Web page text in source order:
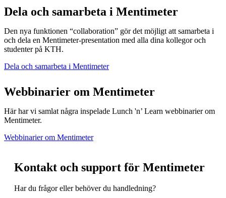
Dela och samarbeta i Mentimeter
Den nya funktionen “collaboration” gör det möjligt att samarbeta i
och dela en Mentimeter-presentation med alla dina kollegor och
studenter på KTH.
Dela och samarbeta i Mentimeter
Webbinarier om Mentimeter
Här har vi samlat några inspelade Lunch 'n’ Learn webbinarier om
Mentimeter.
Webbinarier om Mentimeter
Kontakt och support för Mentimeter
Har du frågor eller behöver du handledning?